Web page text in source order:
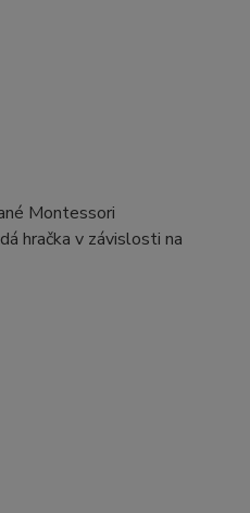
Montessori
hračka v závislosti na